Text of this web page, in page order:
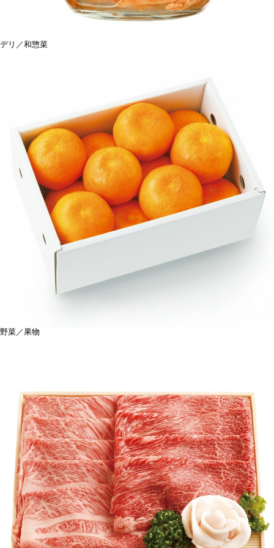
デリ／和惣菜
野菜／果物